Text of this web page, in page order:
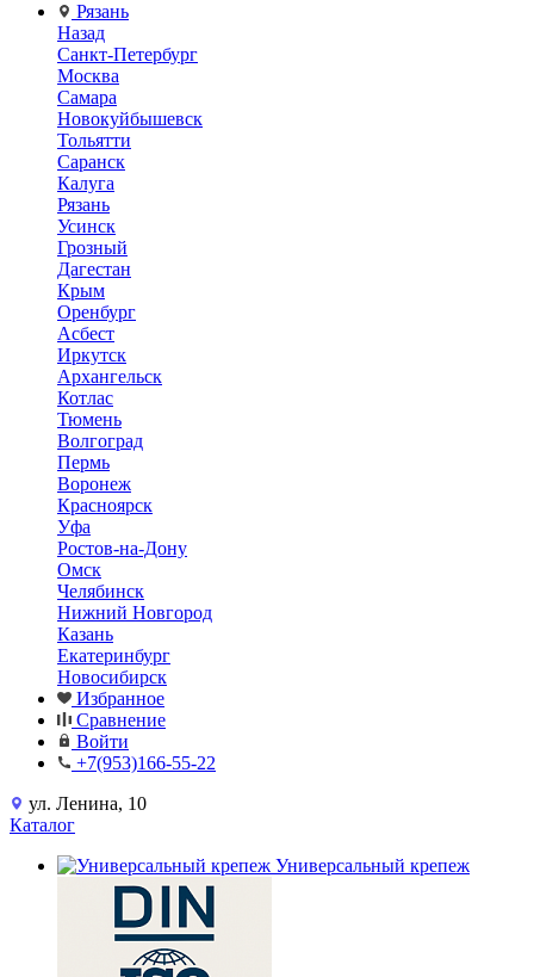
Рязань
Назад
Санкт-Петербург
Москва
Самара
Новокуйбышевск
Тольятти
Саранск
Калуга
Рязань
Усинск
Грозный
Дагестан
Крым
Оренбург
Асбест
Иркутск
Архангельск
Котлас
Тюмень
Волгоград
Пермь
Воронеж
Красноярск
Уфа
Ростов-на-Дону
Омск
Челябинск
Нижний Новгород
Казань
Екатеринбург
Новосибирск
Избранное
Сравнение
Войти
+7(953)166-55-22
ул. Ленина, 10
Каталог
Универсальный крепеж